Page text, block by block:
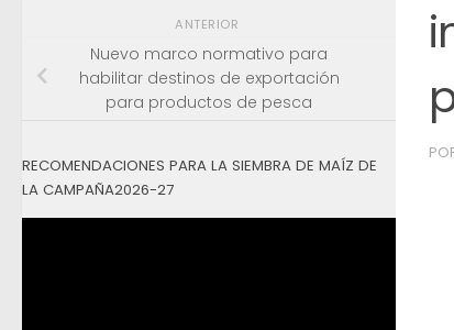
ANTERIOR
Nuevo marco normativo para
habilitar destinos de exportación
para productos de pesca
RECOMENDACIONES PARA LA SIEMBRA DE MAÍZ DE
LA CAMPAÑA2026-27